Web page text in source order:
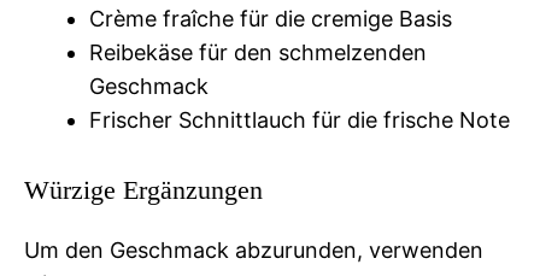
Crème fraîche für die cremige Basis
Reibekäse für den schmelzenden
Geschmack
Frischer Schnittlauch für die frische Note
Würzige Ergänzungen
Um den Geschmack abzurunden, verwenden